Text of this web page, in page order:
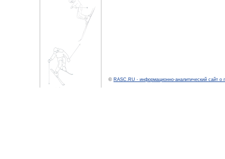
© RASC.RU - информационно-аналитический сайт о